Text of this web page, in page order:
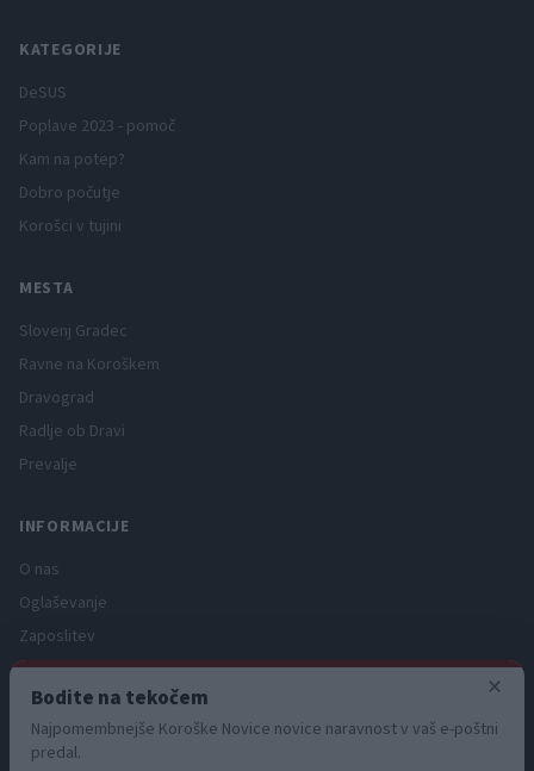
KATEGORIJE
DeSUS
Poplave 2023 - pomoč
Kam na potep?
Dobro počutje
Korošci v tujini
MESTA
Slovenj Gradec
Ravne na Koroškem
Dravograd
Radlje ob Dravi
Prevalje
INFORMACIJE
O nas
Oglaševanje
Zaposlitev
Pravno obvestilo
Zasebnost in piškotki
Storitve
×
Bodite na tekočem
Najpomembnejše Koroške Novice novice naravnost v vaš e-poštni
predal.